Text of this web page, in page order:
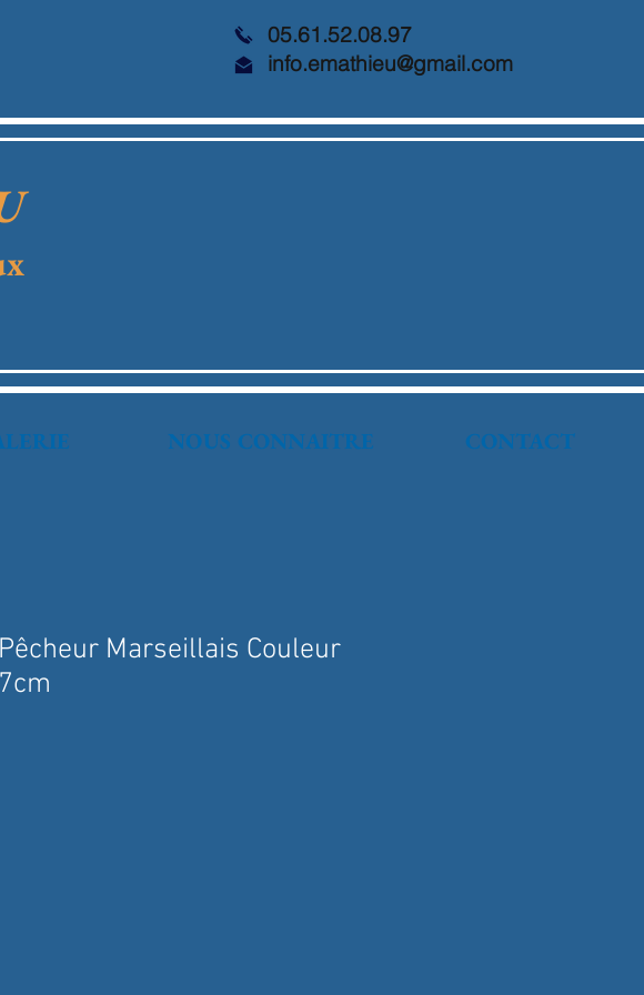
05.61.52.08.97
info.emathieu@gmail.com
NOUS CONNAITRE CONTACT
Pêcheur Marseillais Couleur
7cm